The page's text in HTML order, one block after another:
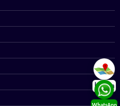
İletişim